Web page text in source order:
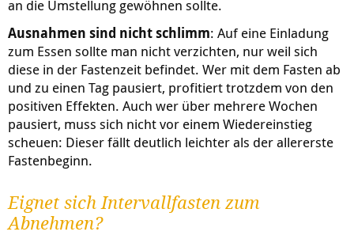
an die Umstellung gewöhnen sollte.
Ausnahmen sind nicht schlimm: Auf eine Einladung
zum Essen sollte man nicht verzichten, nur weil sich
diese in der Fastenzeit befindet. Wer mit dem Fasten ab
und zu einen Tag pausiert, profitiert trotzdem von den
positiven Effekten. Auch wer über mehrere Wochen
pausiert, muss sich nicht vor einem Wiedereinstieg
scheuen: Dieser fällt deutlich leichter als der allererste
Fastenbeginn.
Eignet sich Intervallfasten zum
Abnehmen?